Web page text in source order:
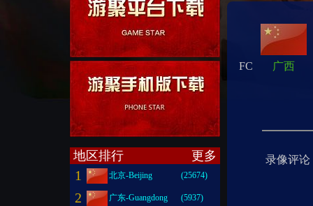
地区排行 更多
1 北京-Beijing (25674)
2 广东-Guangdong (5937)
FC 广西
录像评论